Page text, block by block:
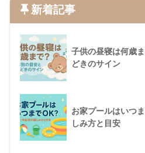
新着記事
子供の昼寝は何歳
どきのサイン
お家プールはいつ
しみ方と目安